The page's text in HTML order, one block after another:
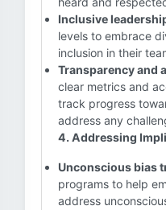
Inclusive
levels to embrace
inclusion in their
Transparency and
clear metrics and
track progress
address any
4. Addressing
Unconscious bias
programs to help
address